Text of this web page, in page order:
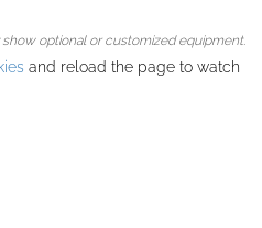
show optional or customized equipment.
and reload the page to watch